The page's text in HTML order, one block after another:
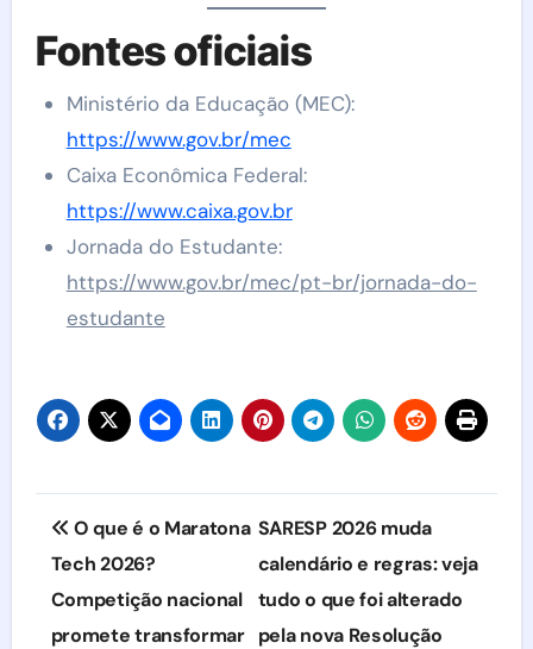
Fontes oficiais
Ministério da Educação (MEC):
https://www.gov.br/mec
Caixa Econômica Federal:
https://www.caixa.gov.br
Jornada do Estudante:
https://www.gov.br/mec/pt-br/jornada-do-
estudante
Navegação
de
Post
O que é o Maratona
Tech 2026?
Competição nacional
promete transformar
SARESP 2026 muda
calendário e regras: veja
tudo o que foi alterado
pela nova Resolução